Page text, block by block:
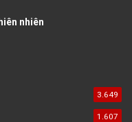
nhiên
3.649
1.607